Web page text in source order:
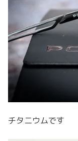
チタニウムです